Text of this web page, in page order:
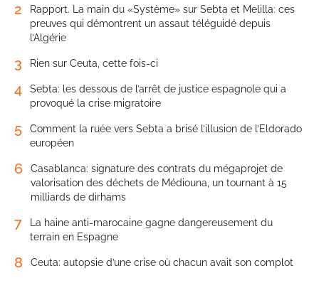
2
Rapport. La main du «Système» sur Sebta et Melilla: ces
preuves qui démontrent un assaut téléguidé depuis
l’Algérie
3 Rien sur Ceuta, cette fois-ci
4
Sebta: les dessous de l’arrêt de justice espagnole qui a
provoqué la crise migratoire
5
Comment la ruée vers Sebta a brisé l’illusion de l’Eldorado
européen
6
Casablanca: signature des contrats du mégaprojet de
valorisation des déchets de Médiouna, un tournant à 15
milliards de dirhams
7
La haine anti-marocaine gagne dangereusement du
terrain en Espagne
8 Ceuta: autopsie d’une crise où chacun avait son complot